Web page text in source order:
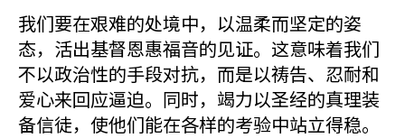
我们要在艰难的处境中，以温柔而坚定的姿
态，活出基督恩惠福音的见证。这意味着我们
不以政治性的手段对抗，而是以祷告、忍耐和
爱心来回应逼迫。同时，竭力以圣经的真理装
备信徒，使他们能在各样的考验中站立得稳。